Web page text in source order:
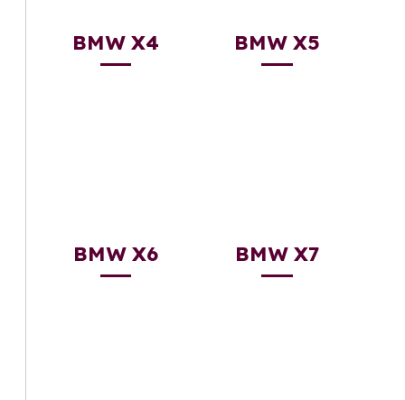
BMW X4 BMW X5
BMW X6 BMW X7